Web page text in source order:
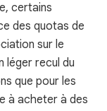
certains
des quotas de
sur le
léger recul du
que pour les
à acheter à des